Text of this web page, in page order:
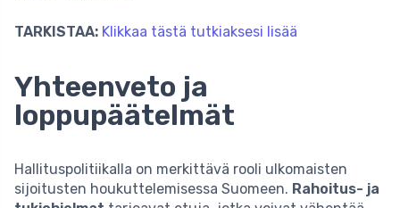
TARKISTAA: Klikkaa tästä tutkiaksesi lisää
Yhteenveto ja
loppupäätelmät
Hallituspolitiikalla on merkittävä rooli ulkomaisten
sijoitusten houkuttelemisessa Suomeen. Rahoitus- ja